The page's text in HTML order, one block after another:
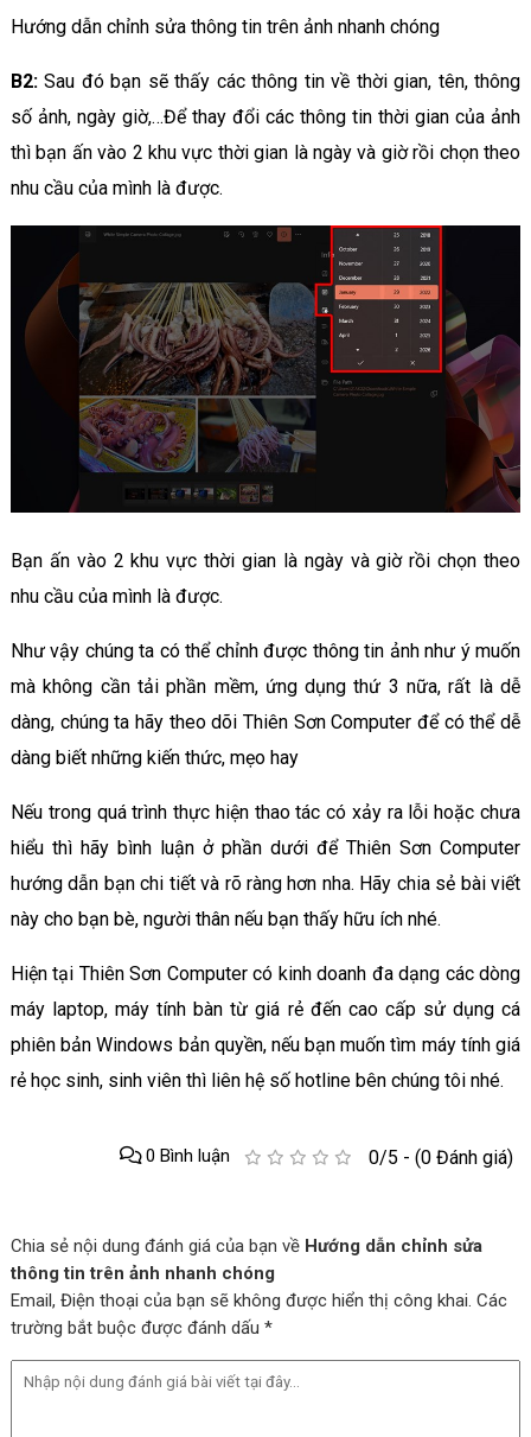
Hướng dẫn chỉnh sửa thông tin trên ảnh nhanh chóng
B2:Sau đó bạn sẽ thấy các thông tin về thời gian, tên, thông
số ảnh, ngày giờ,…Để thay đổi các thông tin thời gian của ảnh
thì bạn ấn vào 2 khu vực thời gian là ngày và giờ rồi chọn theo
nhu cầu của mình là được.
Bạn ấn vào 2 khu vực thời gian là ngày và giờ rồi chọn theo
nhu cầu của mình là được.
Như vậy chúng ta có thể chỉnh được thông tin ảnh như ý muốn
mà không cần tải phần mềm, ứng dụng thứ 3 nữa, rất là dễ
dàng, chúng ta hãy theo dõi Thiên Sơn Computer để có thể dễ
dàng biết những kiến thức, mẹo hay
Nếu trong quá trình thực hiện thao tác có xảy ra lỗi hoặc chưa
hiểu thì hãy bình luận ở phần dưới để Thiên Sơn Computer
hướng dẫn bạn chi tiết và rõ ràng hơn nha. Hãy chia sẻ bài viết
này cho bạn bè, người thân nếu bạn thấy hữu ích nhé.
Hiện tại Thiên Sơn Computer có kinh doanh đa dạng các dòng
máy laptop, máy tính bàn từ giá rẻ đến cao cấp sử dụng cá
phiên bản Windows bản quyền, nếu bạn muốn tìm máy tính giá
rẻ học sinh, sinh viên thì liên hệ số hotline bên chúng tôi nhé.
0/5 - (0 Đánh giá)
0 Bình luận
Chia sẻ nội dung đánh giá của bạn về Hướng dẫn chỉnh sửa
thông tin trên ảnh nhanh chóng
Email, Điện thoại của bạn sẽ không được hiển thị công khai. Các
trường bắt buộc được đánh dấu *